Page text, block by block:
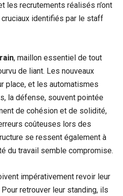
les recrutements réalisés n’ont
identifiés par le staff
, maillon essentiel de tout
de liant. Les nouveaux
place, et les automatismes
la défense, souvent pointée
de cohésion et de solidité,
coûteuses lors des
se ressent également à
du travail semble compromise.
impérativement revoir leur
retrouver leur standing, ils